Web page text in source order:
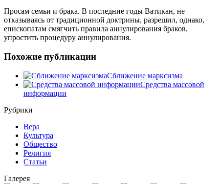
Просам семьи и брака. В последние годы Ватикан, не
отказываясь от традиционной доктрины, разрешил, однако,
епископатам смягчить правила аннулирования браков,
упростить процедуру аннулирования.
Похожие публикации
Сближение марксизма
Средства массовой
информации
Рубрики
Вера
Культура
Общество
Религия
Статьи
Галерея